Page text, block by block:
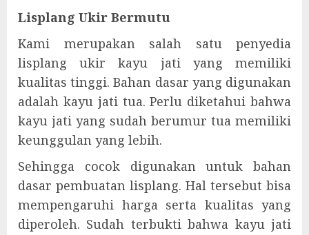
Lisplang Ukir Bermutu
Kami merupakan salah satu penyedia
lisplang ukir kayu jati yang memiliki
kualitas tinggi. Bahan dasar yang digunakan
adalah kayu jati tua. Perlu diketahui bahwa
kayu jati yang sudah berumur tua memiliki
keunggulan yang lebih.
Sehingga cocok digunakan untuk bahan
dasar pembuatan lisplang. Hal tersebut bisa
mempengaruhi harga serta kualitas yang
diperoleh. Sudah terbukti bahwa kayu jati